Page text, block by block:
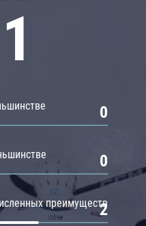
0
0
преимуществ
2